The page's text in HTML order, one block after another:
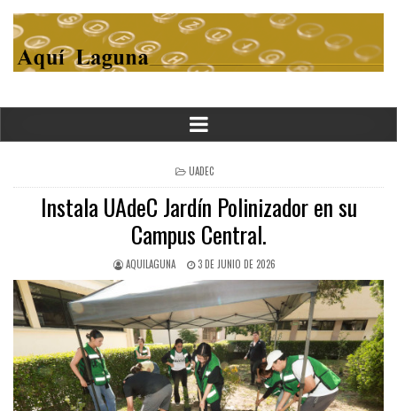
POSTED
IN
UADEC
Instala UAdeC Jardín Polinizador en su
Campus Central.
AQUILAGUNA 3 DE JUNIO DE 2026